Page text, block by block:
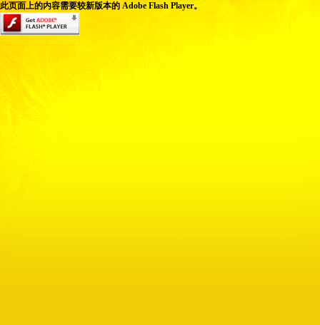
此页面上的内容需要较新版本的 Adobe Flash Player。